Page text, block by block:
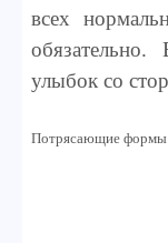
всех
улыбок со
Потрясающие формы